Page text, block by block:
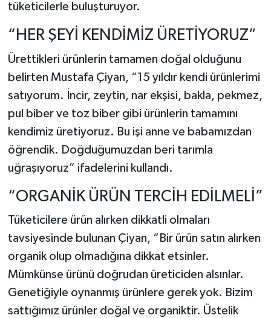
tüketicilerle buluşturuyor.
“HER ŞEYİ KENDİMİZ ÜRETİYORUZ”
Ürettikleri ürünlerin tamamen doğal olduğunu
belirten Mustafa Çiyan, “15 yıldır kendi ürünlerimi
satıyorum. İncir, zeytin, nar ekşisi, bakla, pekmez,
pul biber ve toz biber gibi ürünlerin tamamını
kendimiz üretiyoruz. Bu işi anne ve babamızdan
öğrendik. Doğduğumuzdan beri tarımla
uğraşıyoruz” ifadelerini kullandı.
“ORGANİK ÜRÜN TERCİH EDİLMELİ”
Tüketicilere ürün alırken dikkatli olmaları
tavsiyesinde bulunan Çiyan, “Bir ürün satın alırken
organik olup olmadığına dikkat etsinler.
Mümkünse ürünü doğrudan üreticiden alsınlar.
Genetiğiyle oynanmış ürünlere gerek yok. Bizim
sattığımız ürünler doğal ve organiktir. Üstelik